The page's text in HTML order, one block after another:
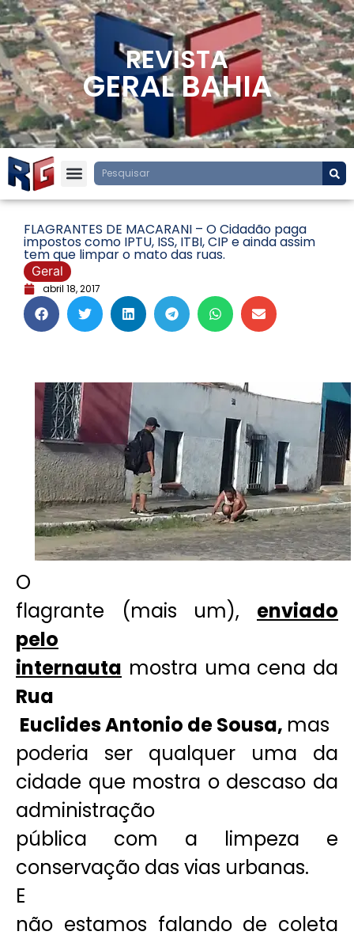
REVISTA
GERAL BAHIA
FLAGRANTES DE MACARANI – O Cidadão paga
impostos como IPTU, ISS, ITBI, CIP e ainda assim
tem que limpar o mato das ruas.
Geral
abril 18, 2017
O
flagrante (mais um), enviado
pelo
internauta mostra uma cena da
Rua
Euclides Antonio de Sousa, mas
poderia ser qualquer uma da
cidade que mostra o descaso da
administração
pública com a limpeza e
conservação das vias urbanas.
E
não estamos falando de coleta